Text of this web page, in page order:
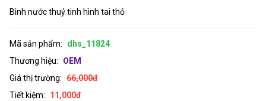
Bình nước thuỷ tinh hình tai thỏ
Mã sản phẩm:
dhs_11824
Thương hiệu:
OEM
Giá thị trường: 66,000đ
Tiết kiệm:
11,000đ